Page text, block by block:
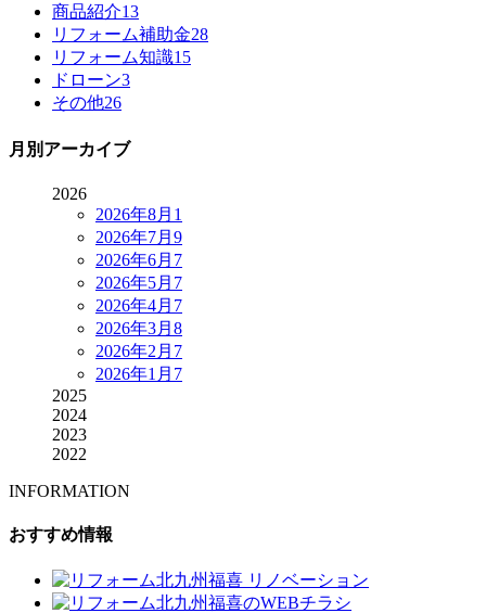
商品紹介13
リフォーム補助金28
リフォーム知識15
ドローン3
その他26
月別アーカイブ
2026
2026年8月 1
2026年7月 9
2026年6月 7
2026年5月 7
2026年4月 7
2026年3月 8
2026年2月 7
2026年1月 7
2025
2024
2023
2022
INFORMATION
おすすめ情報